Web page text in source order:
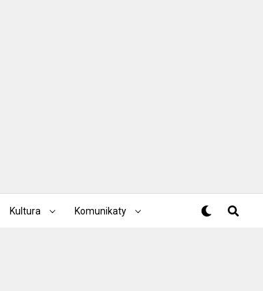
Kultura Komunikaty